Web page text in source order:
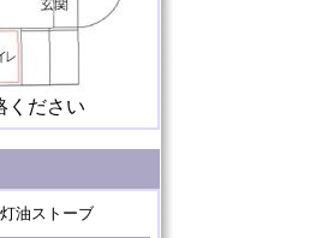
ださい
灯油ストーブ